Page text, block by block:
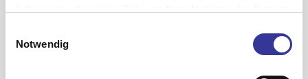
Datenschutzerklärung
Notwendig